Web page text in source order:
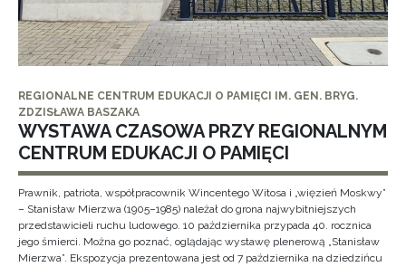
REGIONALNE CENTRUM EDUKACJI O PAMIĘCI IM. GEN. BRYG.
ZDZISŁAWA BASZAKA
WYSTAWA CZASOWA PRZY REGIONALNYM
CENTRUM EDUKACJI O PAMIĘCI
Prawnik, patriota, współpracownik Wincentego Witosa i „więzień Moskwy”
– Stanisław Mierzwa (1905–1985) należał do grona najwybitniejszych
przedstawicieli ruchu ludowego. 10 października przypada 40. rocznica
jego śmierci. Można go poznać, oglądając wystawę plenerową „Stanisław
Mierzwa”. Ekspozycja prezentowana jest od 7 października na dziedzińcu